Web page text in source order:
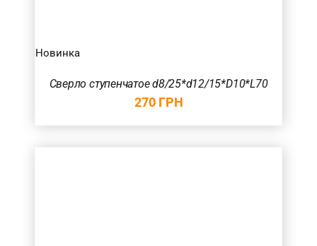
Новинка
Сверло ступенчатое d8/25*d12/15*D10*L70
270 ГРН